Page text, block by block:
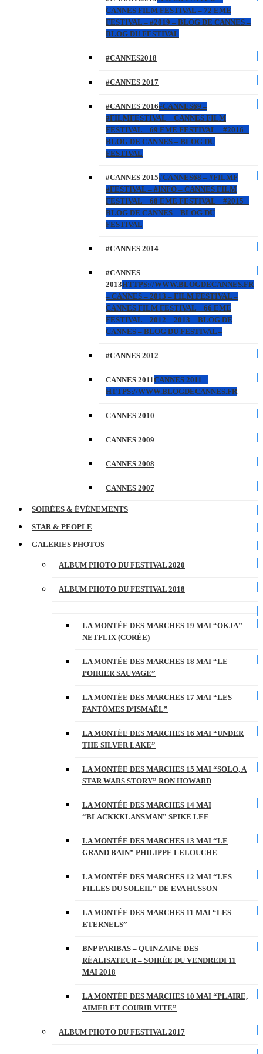
CANNES FILM FESTIVAL – 72 EME
FESTIVAL – #2019 – BLOG DE CANNES –
BLOG DU FESTIVAL
#CANNES2018
#CANNES 2017
#CANNES 2016#CANNES69 –
#FILMFESTIVAL – CANNES FILM
FESTIVAL – 69 EME FESTIVAL – #2016 –
BLOG DE CANNES – BLOG DU
FESTIVAL
#CANNES 2015#CANNES68 – #FILMF
#FESTIVAL – #INFO – CANNES FILM
FESTIVAL – 68 EME FESTIVAL – #2015 –
BLOG DE CANNES – BLOG DU
FESTIVAL
#CANNES 2014
#CANNES
2013HTTPS://WWW.BLOGDECANNES.FR
– CANNES – 2013 – FILM FESTIVAL –
CANNES FILM FESTIVAL – 66 EME
FESTIVAL – 2012 – 2013 – BLOG DE
CANNES – BLOG DU FESTIVAL –
#CANNES 2012
CANNES 2011CANNES 2011 –
HTTPS://WWW.BLOGDECANNES.FR
CANNES 2010
CANNES 2009
CANNES 2008
CANNES 2007
SOIRÉES & ÉVÉNEMENTS
STAR & PEOPLE
GALERIES PHOTOS
ALBUM PHOTO DU FESTIVAL 2020
ALBUM PHOTO DU FESTIVAL 2018
LA MONTÉE DES MARCHES 19 MAI “OKJA”
NETFLIX (CORÉE)
LA MONTÉE DES MARCHES 18 MAI “LE
POIRIER SAUVAGE”
LA MONTÉE DES MARCHES 17 MAI “LES
FANTÔMES D’ISMAËL”
LA MONTÉE DES MARCHES 16 MAI “UNDER
THE SILVER LAKE”
LA MONTÉE DES MARCHES 15 MAI “SOLO, A
STAR WARS STORY” RON HOWARD
LA MONTÉE DES MARCHES 14 MAI
“BLACKKKLANSMAN” SPIKE LEE
LA MONTÉE DES MARCHES 13 MAI “LE
GRAND BAIN” PHILIPPE LELOUCHE
LA MONTÉE DES MARCHES 12 MAI “LES
FILLES DU SOLEIL” DE EVA HUSSON
LA MONTÉE DES MARCHES 11 MAI “LES
ETERNELS”
BNP PARIBAS – QUINZAINE DES
RÉALISATEUR – SOIRÉE DU VENDREDI 11
MAI 2018
LA MONTÉE DES MARCHES 10 MAI “PLAIRE,
AIMER ET COURIR VITE”
ALBUM PHOTO DU FESTIVAL 2017